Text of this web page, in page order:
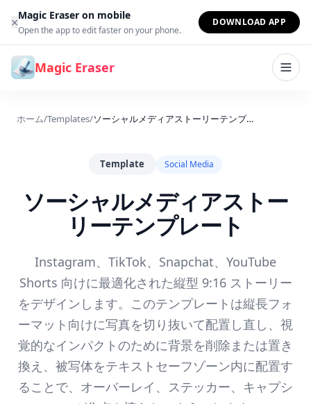
コンテンツへスキップ
×Magic Eraser on mobile
Open the app to edit faster on your phone.
DOWNLOAD APP
Magic Eraser
ホーム/Templates/ ソーシャルメディアストーリーテンプレート
Template Social Media
ソーシャルメディアストー
リーテンプレート
Instagram、TikTok、Snapchat、YouTube
Shorts 向けに最適化された縦型 9:16 ストーリー
をデザインします。このテンプレートは縦長フォ
ーマット向けに写真を切り抜いて配置し直し、視
覚的なインパクトのために背景を削除または置き
換え、被写体をテキストセーフゾーン内に配置す
ることで、オーバーレイ、ステッカー、キャプシ